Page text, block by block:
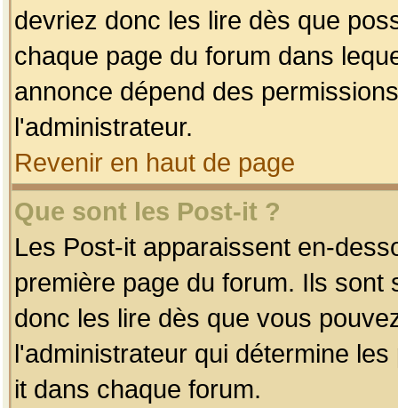
devriez donc les lire dès que
chaque page du forum dans
annonce dépend des
l'administrateur.
Revenir en haut de page
Que sont les Post-it ?
Les Post-it apparaissent en-
première page du forum. Ils
donc les lire dès que vous
l'administrateur qui détermine
it dans chaque forum.